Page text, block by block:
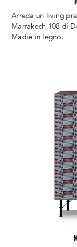
Arreda un living
Marrakech 108 di
Madie in legno.